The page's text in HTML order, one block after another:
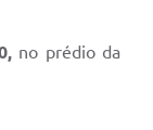
,
no prédio da